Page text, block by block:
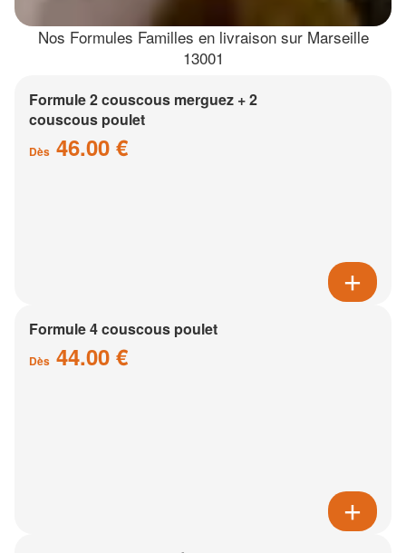
Nos Formules Familles en livraison sur Marseille
13001
Formule 2 couscous merguez + 2
couscous poulet
Dès 46.00 €
Formule 4 couscous poulet
Dès 44.00 €